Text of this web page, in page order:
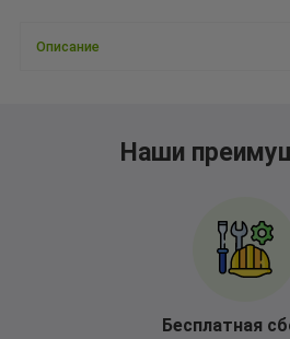
Описание
Наши
Бесплатная